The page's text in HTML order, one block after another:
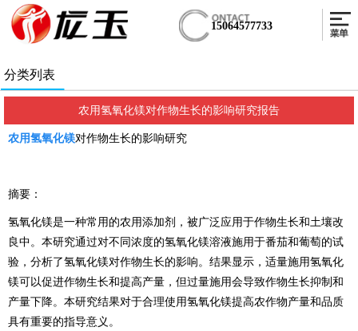
15064577733
分类列表
农用氢氧化镁对作物生长的影响研究报告
农用氢氧化镁对作物生长的影响研究
摘要：
氢氧化镁是一种常用的农用添加剂，被广泛应用于作物生长和土壤改
良中。本研究通过对不同浓度的氢氧化镁溶液施用于番茄和葡萄的试
验，分析了氢氧化镁对作物生长的影响。结果显示，适量施用氢氧化
镁可以促进作物生长和提高产量，但过量施用会导致作物生长抑制和
产量下降。本研究结果对于合理使用氢氧化镁提高农作物产量和品质
具有重要的指导意义。